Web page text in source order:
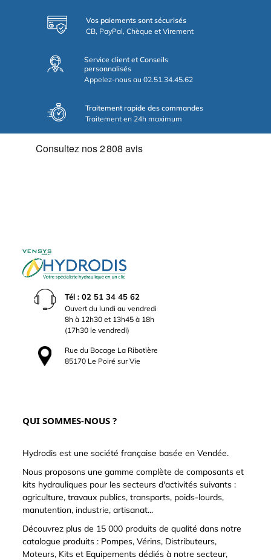
Vos paiements sont sécurisés
CB, PayPal, Chèque et Virement
Service client et Conseils
personnalisés
Appelez-nous au 02.51.34.45.62
Traitement rapide des commandes
Traitement en 24h maximum
Tél : 02 51 34 45 62
Ouvert du lundi au vendredi
8h à 12h30 et 13h45 à 18h
(17h30 le vendredi)
Rue du Bocage La Ribotière
85170 Le Poiré sur Vie
QUI SOMMES-NOUS ?
Hydrodis est une société française basée en Vendée.
Nous proposons une gamme complète de composants et
kits hydrauliques pour les secteurs d'activités suivants :
agriculture, travaux publics, transports, poids-lourds,
manutention, industrie, artisanat...
Découvrez plus de 15 000 produits de qualité dans notre
catalogue produits : Pompes, Vérins, Distributeurs,
Moteurs, Kits et Equipements dédiés à notre secteur,